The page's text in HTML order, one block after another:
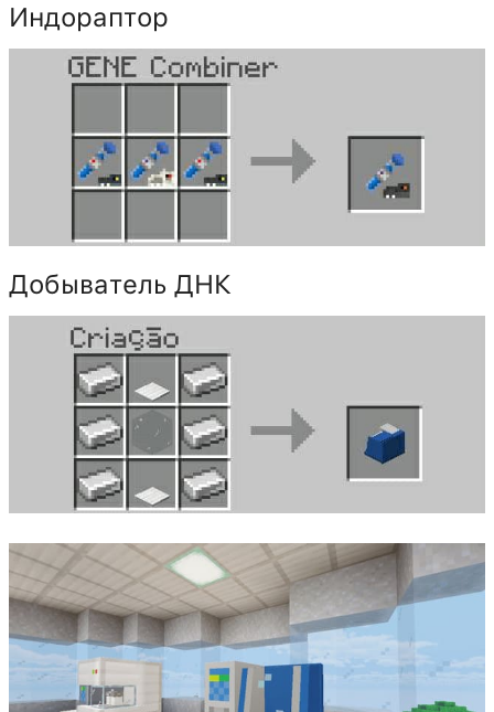
Индораптор
Добыватель ДНК